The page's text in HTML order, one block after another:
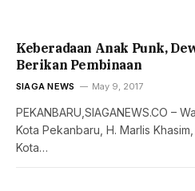
Keberadaan Anak Punk,
Berikan Pembinaan
SIAGA NEWS May 9, 2017
PEKANBARU,SIAGANEWS.CO –
Kota Pekanbaru, H. Marlis
Kota…